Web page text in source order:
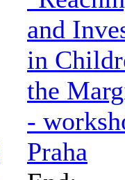
and
in
the
-
Praha